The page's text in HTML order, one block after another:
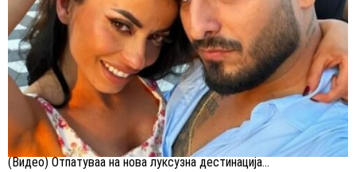
(Видео) Отпатуваа на нова луксузна дестинација...